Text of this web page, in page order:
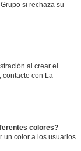
si rechaza su
al crear el
contacte con La
colores?
un color a los usuarios